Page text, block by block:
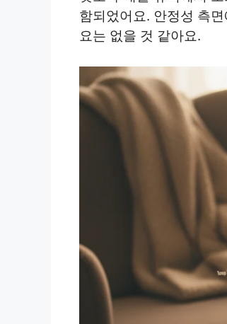
함되었어요. 안정성 측
요는 없을 것 같아요.